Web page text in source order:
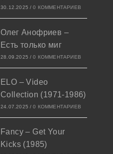
30.12.2025 / 0 КОММЕНТАРИЕВ
Олег Анофриев –
Есть только миг
28.09.2025 / 0 КОММЕНТАРИЕВ
ELO – Video
Collection (1971-1986)
24.07.2025 / 0 КОММЕНТАРИЕВ
Fancy – Get Your
Kicks (1985)